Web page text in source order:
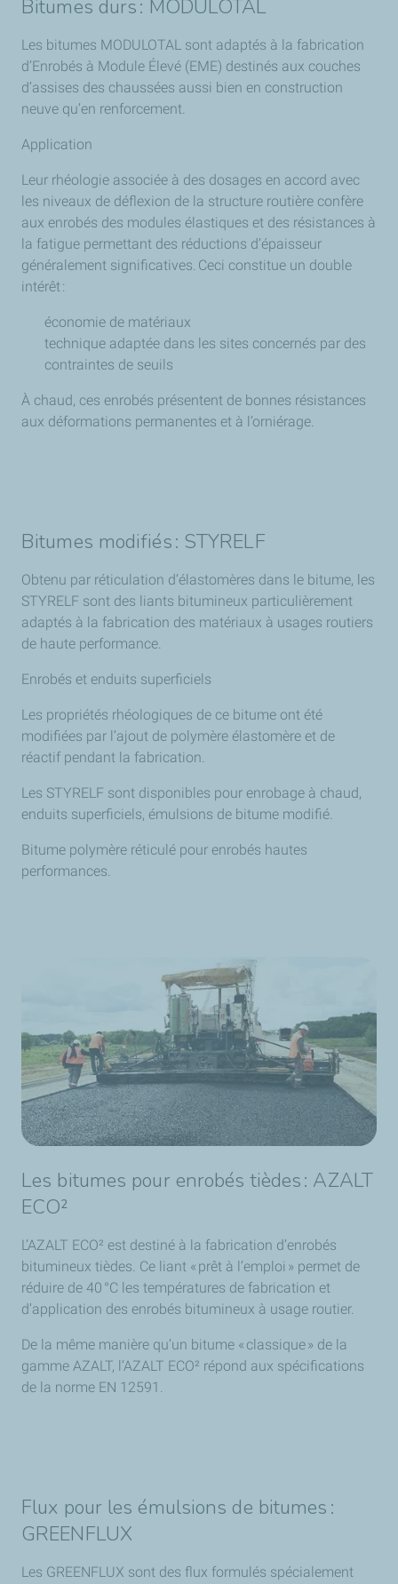
Bitumes durs : MODULOTAL
Les bitumes MODULOTAL sont adaptés à la fabrication
d’Enrobés à Module Élevé (EME) destinés aux couches
d’assises des chaussées aussi bien en construction
neuve qu’en renforcement.
Application
Leur rhéologie associée à des dosages en accord avec
les niveaux de déflexion de la structure routière confère
aux enrobés des modules élastiques et des résistances à
la fatigue permettant des réductions d’épaisseur
généralement significatives. Ceci constitue un double
intérêt :
économie de matériaux
technique adaptée dans les sites concernés par des
contraintes de seuils
À chaud, ces enrobés présentent de bonnes résistances
aux déformations permanentes et à l’orniérage.
Bitumes modifiés : STYRELF
Obtenu par réticulation d’élastomères dans le bitume, les
STYRELF sont des liants bitumineux particulièrement
adaptés à la fabrication des matériaux à usages routiers
de haute performance.
Enrobés et enduits superficiels
Les propriétés rhéologiques de ce bitume ont été
modifiées par l’ajout de polymère élastomère et de
réactif pendant la fabrication.
Les STYRELF sont disponibles pour enrobage à chaud,
enduits superficiels, émulsions de bitume modifié.
Bitume polymère réticulé pour enrobés hautes
performances.
Les bitumes pour enrobés tièdes : AZALT
ECO²
L’AZALT ECO² est destiné à la fabrication d’enrobés
bitumineux tièdes. Ce liant « prêt à l’emploi » permet de
réduire de 40 °C les températures de fabrication et
d’application des enrobés bitumineux à usage routier.
De la même manière qu’un bitume « classique » de la
gamme AZALT, l’AZALT ECO² répond aux spécifications
de la norme EN 12591.
Flux pour les émulsions de bitumes :
GREENFLUX
Les GREENFLUX sont des flux formulés spécialement